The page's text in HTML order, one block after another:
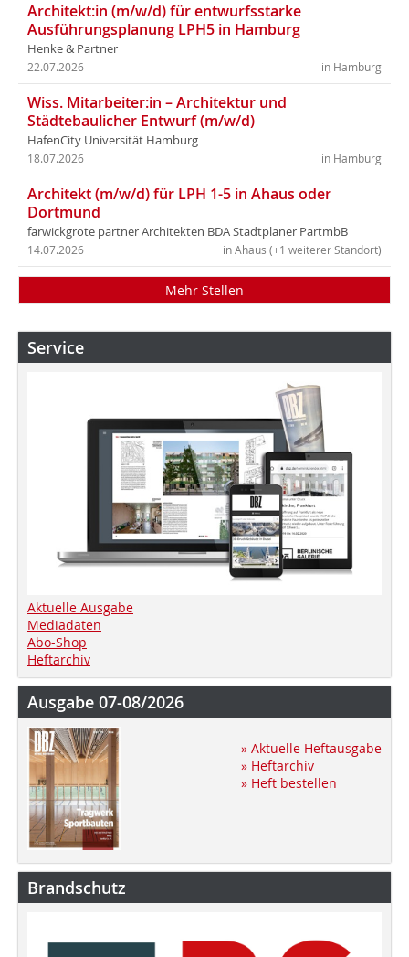
Architekt:in (m/w/d) für entwurfsstarke
Ausführungsplanung LPH5 in Hamburg
Henke & Partner
in Hamburg
22.07.2026
Wiss. Mitarbeiter:in – Architektur und
Städtebaulicher Entwurf (m/w/d)
HafenCity Universität Hamburg
in Hamburg
18.07.2026
Architekt (m/w/d) für LPH 1-5 in Ahaus oder
Dortmund
farwickgrote partner Architekten BDA Stadtplaner PartmbB
in Ahaus (+1 weiterer Standort)
14.07.2026
Mehr Stellen
Service
Aktuelle Ausgabe
Mediadaten
Abo-Shop
Heftarchiv
Ausgabe 07-08/2026
» Aktuelle Heftausgabe
» Heftarchiv
» Heft bestellen
Brandschutz